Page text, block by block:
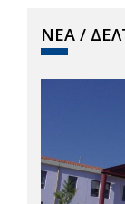
ΝΕΑ /